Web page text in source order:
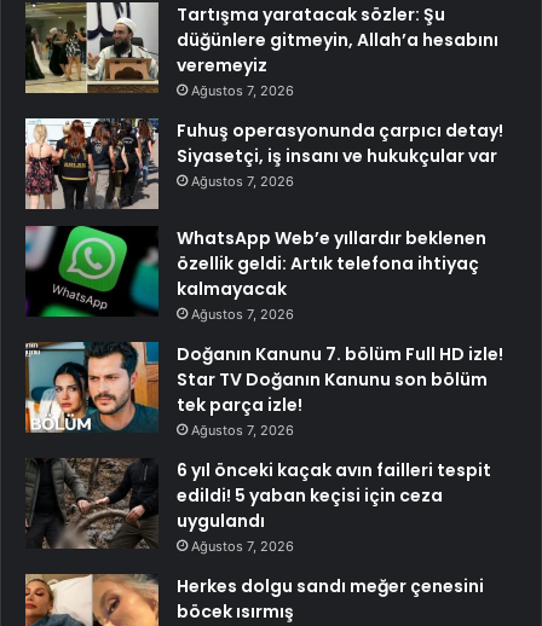
Tartışma yaratacak sözler: Şu
düğünlere gitmeyin, Allah’a hesabını
veremeyiz
Ağustos 7, 2026
Fuhuş operasyonunda çarpıcı detay!
Siyasetçi, iş insanı ve hukukçular var
Ağustos 7, 2026
WhatsApp Web’e yıllardır beklenen
özellik geldi: Artık telefona ihtiyaç
kalmayacak
Ağustos 7, 2026
Doğanın Kanunu 7. bölüm Full HD izle!
Star TV Doğanın Kanunu son bölüm
tek parça izle!
Ağustos 7, 2026
6 yıl önceki kaçak avın failleri tespit
edildi! 5 yaban keçisi için ceza
uygulandı
Ağustos 7, 2026
Herkes dolgu sandı meğer çenesini
böcek ısırmış